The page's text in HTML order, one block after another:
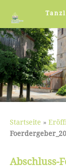
Startseite »
Abschluss-